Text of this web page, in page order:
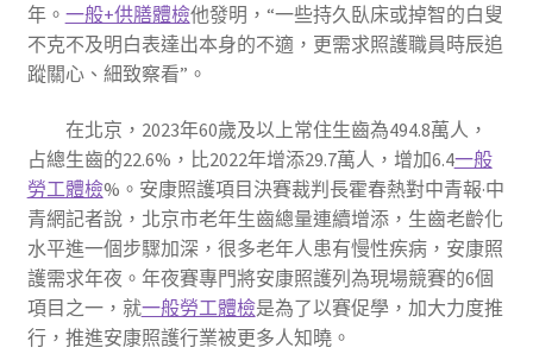
年。 一般+供膳體檢他發明，“一些持久臥床或掉智的白叟
不克不及明白表達出本身的不適，更需求照護職員時辰追
蹤關心、細致察看”。
在北京，2023年60歲及以上常住生齒為494.8萬人，
占總生齒的22.6%，比2022年增添29.7萬人，增加6.4一般
勞工體檢%。安康照護項目決賽裁判長霍春熱對中青報·中
青網記者說，北京市老年生齒總量連續增添，生齒老齡化
水平進一個步驟加深，很多老年人患有慢性疾病，安康照
護需求年夜。年夜賽專門將安康照護列為現場競賽的6個
項目之一，就一般勞工體檢是為了以賽促學，加大力度推
行，推進安康照護行業被更多人知曉。